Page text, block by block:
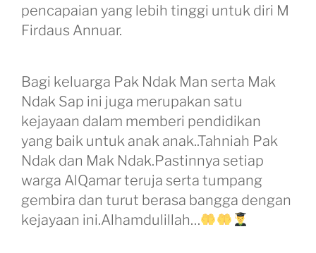
pencapaian yang lebih tinggi untuk diri M
Firdaus Annuar.
Bagi keluarga Pak Ndak Man serta Mak
Ndak Sap ini juga merupakan satu
kejayaan dalam memberi pendidikan
yang baik untuk anak anak..Tahniah Pak
Ndak dan Mak Ndak.Pastinnya setiap
warga AlQamar teruja serta tumpang
gembira dan turut berasa bangga dengan
kejayaan ini.Alhamdulillah…